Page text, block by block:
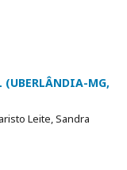
(UBERLÂNDIA-MG,
Leite, Sandra